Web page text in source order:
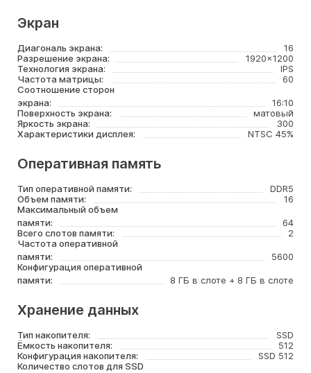
Экран
Диагональ экрана:
16
Разрешение экрана:
1920x1200
Технология экрана:
IPS
Частота матрицы:
60
Соотношение сторон
экрана:
16:10
Поверхность экрана:
матовый
Яркость экрана:
300
Характеристики дисплея:
NTSC 45%
Оперативная память
Тип оперативной памяти:
DDR5
Объем памяти:
16
Максимальный объем
памяти:
64
Всего слотов памяти:
2
Частота оперативной
памяти:
5600
Конфигурация оперативной
памяти:
8 ГБ в слоте + 8 ГБ в слоте
Хранение данных
Тип накопителя:
SSD
Ёмкость накопителя:
512
Конфигурация накопителя:
SSD 512
Количество слотов для SSD